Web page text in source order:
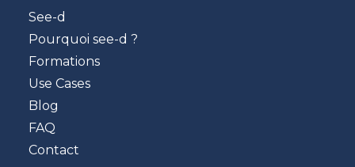
See-d
Pourquoi see-d ?
Formations
Use Cases
Blog
FAQ
Contact